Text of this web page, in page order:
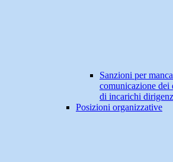
Sanzioni per
comunicazione dei
di incarichi
Posizioni organizzative